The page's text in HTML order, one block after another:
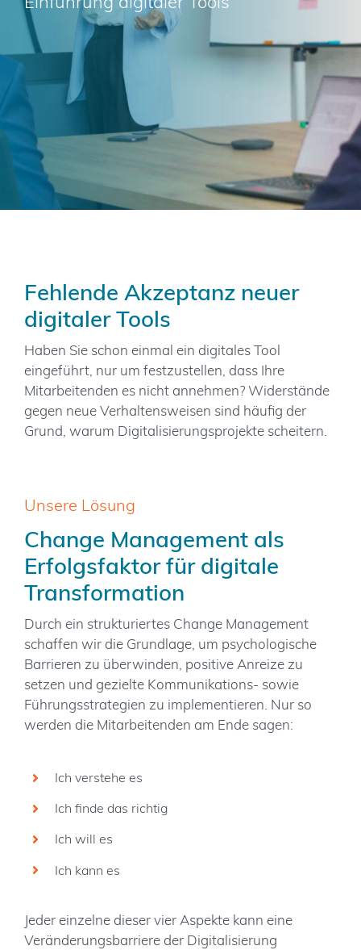
Kontakt
Fehlende Akzeptanz neuer
digitaler Tools
Haben Sie schon einmal ein digitales Tool
eingeführt, nur um festzustellen, dass Ihre
Mitarbeitenden es nicht annehmen? Widerstände
gegen neue Verhaltensweisen sind häufig der
Grund, warum Digitalisierungsprojekte scheitern.
Unsere Lösung
Change Management als
Erfolgsfaktor für digitale
Transformation
Durch ein strukturiertes Change Management
schaffen wir die Grundlage, um psychologische
Barrieren zu überwinden, positive Anreize zu
setzen und gezielte Kommunikations- sowie
Führungsstrategien zu implementieren. Nur so
werden die Mitarbeitenden am Ende sagen:
Ich verstehe es
Ich finde das richtig
Ich will es
Ich kann es
Jeder einzelne dieser vier Aspekte kann eine
Veränderungsbarriere der Digitalisierung